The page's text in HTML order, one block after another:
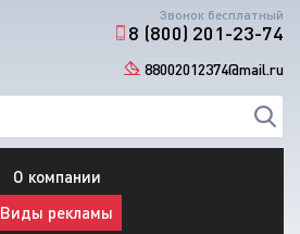
Звонок бесплатный
8 (800) 201-23-74
88002012374@mail.ru
О компании
Виды рекламы